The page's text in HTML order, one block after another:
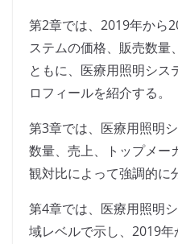
第2章では、2019年から
ステムの価格、販売数量
ともに、医療用照明シス
ロフィールを紹介する。
第3章では、医療用照明
数量、売上、トップメー
観対比によって強調的に
第4章では、医療用照明
域レベルで示し、2019